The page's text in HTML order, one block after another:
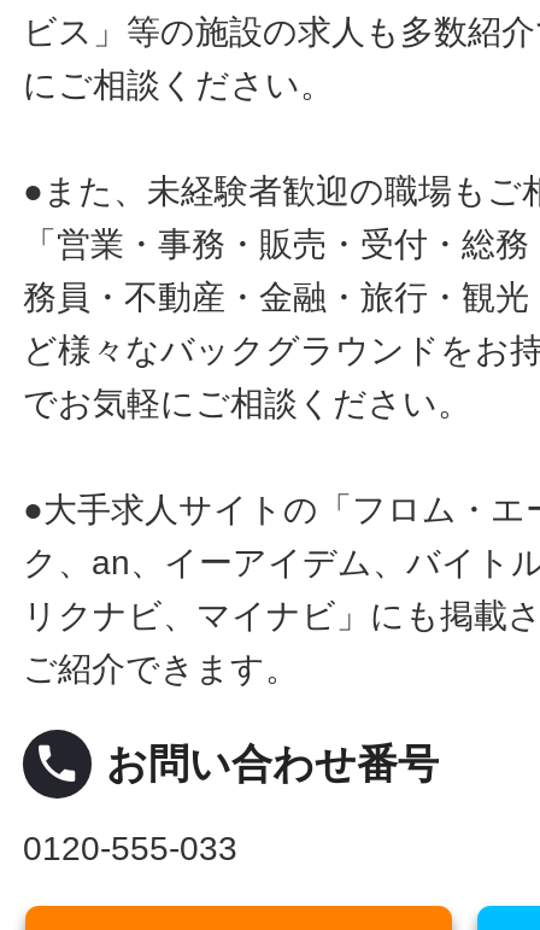
ビス」等の施設の求人も多数紹
にご相談ください。
●また、未経験者歓迎の職場もご
「営業・事務・販売・受付・総
務員・不動産・金融・旅行・観
ど様々なバックグラウンドをお
でお気軽にご相談ください。
●大手求人サイトの「フロム・
ク、an、イーアイデム、バイト
リクナビ、マイナビ」にも掲載
ご紹介できます。
local_phone お問い合わせ番号
0120-555-033